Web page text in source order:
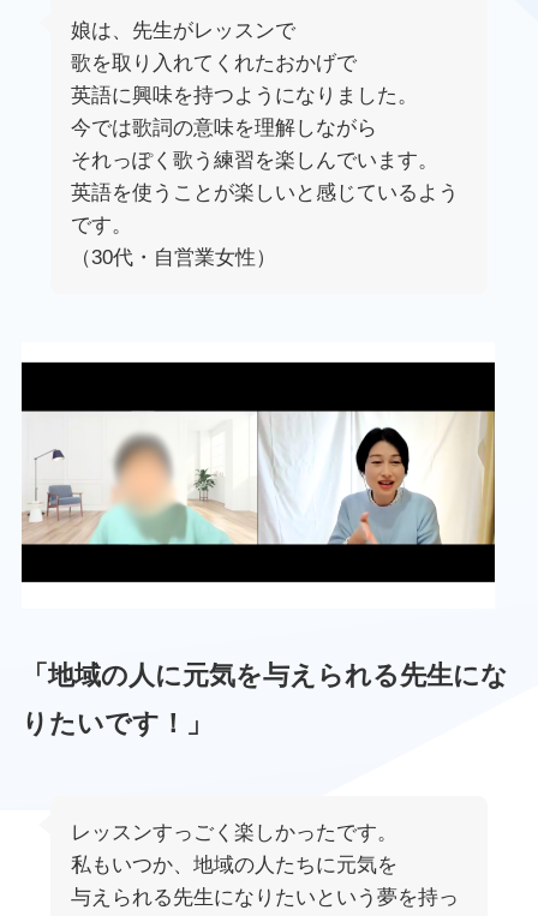
娘は、先生がレッスンで
歌を取り入れてくれたおかげで
英語に興味を持つようになりました。
今では歌詞の意味を理解しながら
それっぽく歌う練習を楽しんでいます。
英語を使うことが楽しいと感じているよう
です。
（30代・自営業女性）
「地域の人に元気を与えられる先生にな
りたいです！」
レッスンすっごく楽しかったです。
私もいつか、地域の人たちに元気を
与えられる先生になりたいという夢を持っ